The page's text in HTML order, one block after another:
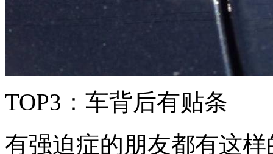
TOP3：车背后有贴条
有强迫症的朋友都有这